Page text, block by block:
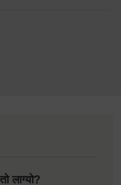
लाग्यो?